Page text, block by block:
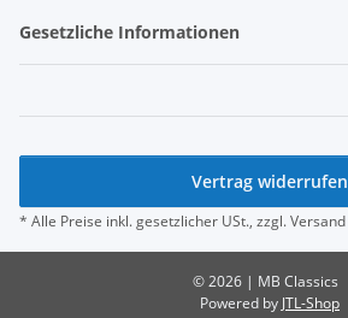
Gesetzliche Informationen
Vertrag widerrufen
* Alle Preise inkl. gesetzlicher USt., zzgl.Versand
© 2026 | MB Classics
Powered by JTL-Shop